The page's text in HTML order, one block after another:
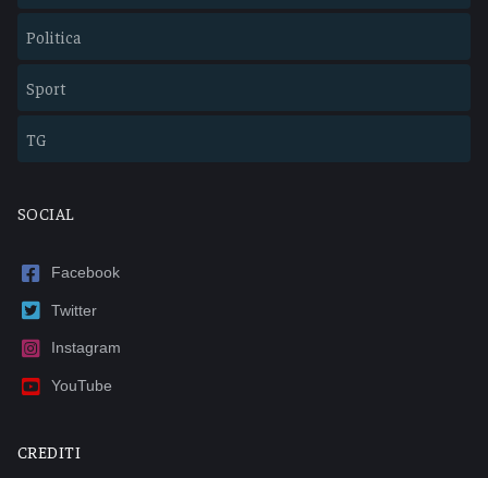
Politica
Sport
TG
SOCIAL
Facebook
Twitter
Instagram
YouTube
CREDITI